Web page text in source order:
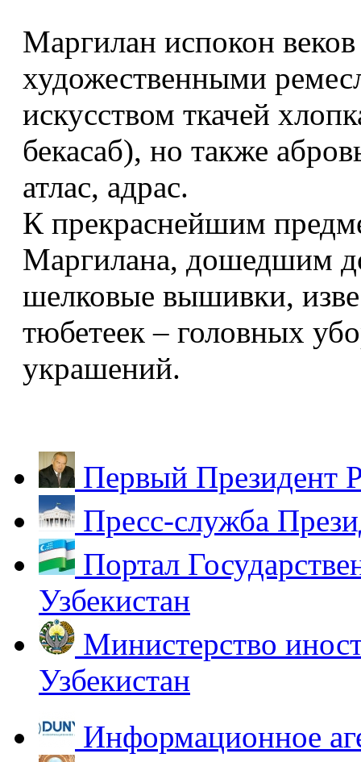
Маргилан испокон
художественными
искусством ткачей
бекасаб), но также
атлас, адрас.
К прекраснейшим
Маргилана, дошедшим
шелковые вышивки,
тюбетеек – головных
украшений.
Первый Президент
Пресс-служба
Портал
Узбекистан
Министерство
Узбекистан
Информационное